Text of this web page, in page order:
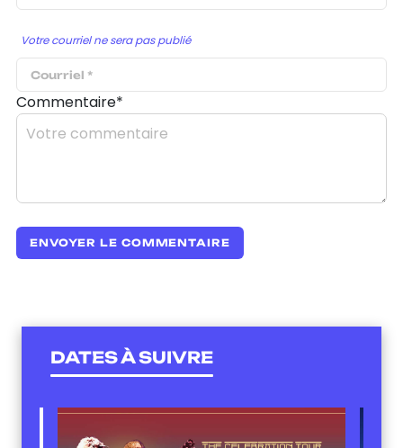
Votre courriel ne sera pas publié
Commentaire*
DATES À SUIVRE